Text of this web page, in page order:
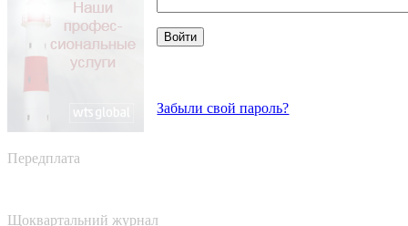
Забыли свой пароль?
Передплата
Щоквартальний журнал